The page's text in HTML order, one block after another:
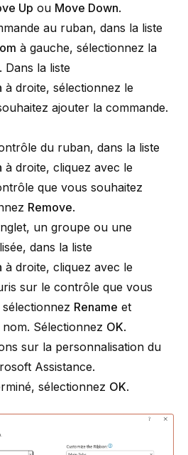
Up ou Move Down.
au ruban, dans la liste
à gauche, sélectionnez la
Dans la liste
à droite, sélectionnez le
ajouter la commande.
du ruban, dans la liste
à droite, cliquez avec le
que vous souhaitez
Remove.
un groupe ou une
dans la liste
à droite, cliquez avec le
sur le contrôle que vous
Rename et
Sélectionnez OK.
sur la personnalisation du
Assistance.
sélectionnez OK.